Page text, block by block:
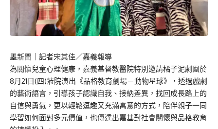
墨新聞 ｜記者宋其佳／嘉義報導
為關懷兒童心理健康，嘉義基督教醫院特別邀請橘子泥劇團於
8月21日(四)蒞院演出《品格教育劇場－動物星球》，透過戲劇
的藝術語言，引導孩子認識自我、接納差異，找回成長路上的
自信與勇氣，更以輕鬆逗趣又充滿寓意的方式，陪伴親子一同
學習如何面對多元價值，也傳達出嘉基對社會關懷與品格教育